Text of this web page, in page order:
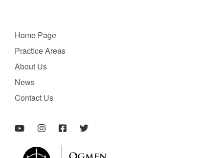
Home Page
PractIce Areas
About Us
News
Contact Us